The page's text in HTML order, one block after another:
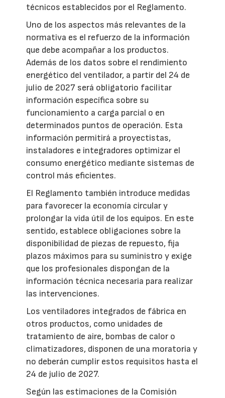
técnicos establecidos por el Reglamento.
Uno de los aspectos más relevantes de la
normativa es el refuerzo de la información
que debe acompañar a los productos.
Además de los datos sobre el rendimiento
energético del ventilador, a partir del 24 de
julio de 2027 será obligatorio facilitar
información específica sobre su
funcionamiento a carga parcial o en
determinados puntos de operación. Esta
información permitirá a proyectistas,
instaladores e integradores optimizar el
consumo energético mediante sistemas de
control más eficientes.
El Reglamento también introduce medidas
para favorecer la economía circular y
prolongar la vida útil de los equipos. En este
sentido, establece obligaciones sobre la
disponibilidad de piezas de repuesto, fija
plazos máximos para su suministro y exige
que los profesionales dispongan de la
información técnica necesaria para realizar
las intervenciones.
Los ventiladores integrados de fábrica en
otros productos, como unidades de
tratamiento de aire, bombas de calor o
climatizadores, disponen de una moratoria y
no deberán cumplir estos requisitos hasta el
24 de julio de 2027.
Según las estimaciones de la Comisión